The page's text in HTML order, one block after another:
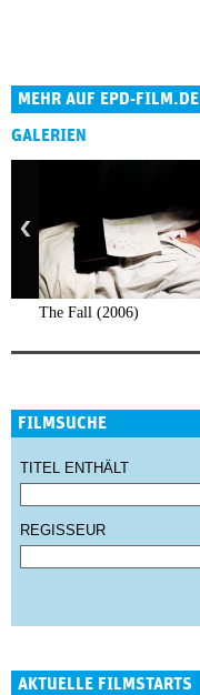
MEHR AUF EPD-FILM.DE
GALERIEN
The Fall (2006)
FILMSUCHE
TITEL ENTHÄLT
REGISSEUR
AKTUELLE FILMSTARTS